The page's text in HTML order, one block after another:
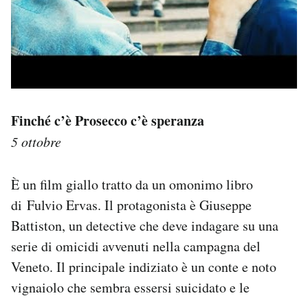
Finché c’è Prosecco c’è speranza
5 ottobre
È un film giallo tratto da un omonimo libro
di Fulvio Ervas. Il protagonista è Giuseppe
Battiston, un detective che deve indagare su una
serie di omicidi avvenuti nella campagna del
Veneto. Il principale indiziato è un conte e noto
vignaiolo che sembra essersi suicidato e le